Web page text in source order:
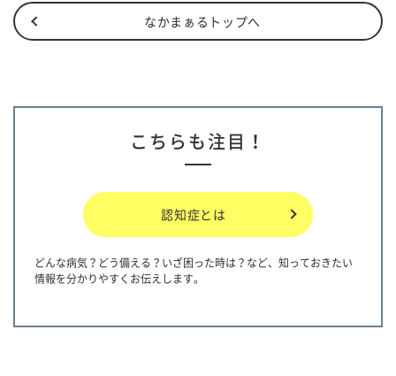
なかまぁるトップへ
こちらも注目！
認知症とは
どんな病気？どう備える？いざ困った時は？など、知っておきたい
情報を分かりやすくお伝えします。